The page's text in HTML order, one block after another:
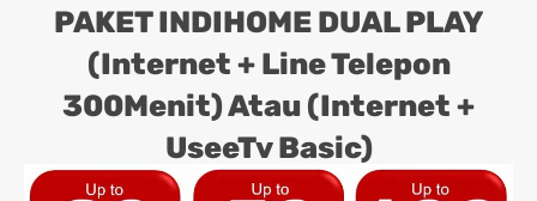
PAKET INDIHOME DUAL PLAY
(Internet + Line Telepon
300Menit) Atau (Internet +
UseeTv Basic)